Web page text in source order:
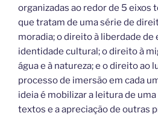
organizadas ao redor de 5 eixos
que tratam de uma série de
moradia; o direito à liberdade de
identidade cultural; o direito à
água e à natureza; e o direito ao
processo de imersão em cada
ideia é mobilizar a leitura de
textos e a apreciação de outras